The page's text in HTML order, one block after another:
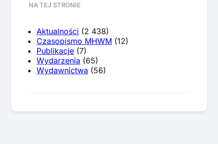
NA TEJ STRONIE
Aktualności (2 438)
Czasopismo MHWM (12)
Publikacje (7)
Wydarzenia (65)
Wydawnictwa (56)